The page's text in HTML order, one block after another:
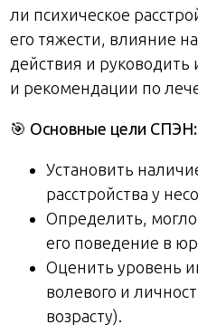
ли психическое
его тяжести, влияние
действия и
и рекомендации по
🎯 Основные цели СПЭН:
Установить
расстройства у
Определить, могло
его поведение в
Оценить уровень
волевого и
возрасту).